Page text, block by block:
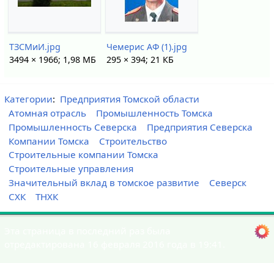
ТЗСМиИ.jpg
3494 × 1966; 1,98 МБ
Чемерис АФ (1).jpg
295 × 394; 21 КБ
Категории: Предприятия Томской области
Атомная отрасль
Промышленность Томска
Промышленность Северска
Предприятия Северска
Компании Томска
Строительство
Строительные компании Томска
Строительные управления
Значительный вклад в томское развитие
Северск
СХК
ТНХК